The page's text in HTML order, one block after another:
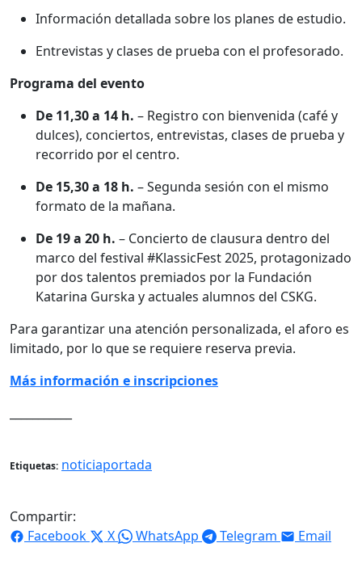
Información detallada sobre los planes de estudio.
Entrevistas y clases de prueba con el profesorado.
Programa del evento
De 11,30 a 14 h. – Registro con bienvenida (café y
dulces), conciertos, entrevistas, clases de prueba y
recorrido por el centro.
De 15,30 a 18 h. – Segunda sesión con el mismo
formato de la mañana.
De 19 a 20 h. – Concierto de clausura dentro del
marco del festival #KlassicFest 2025, protagonizado
por dos talentos premiados por la Fundación
Katarina Gurska y actuales alumnos del CSKG.
Para garantizar una atención personalizada, el aforo es
limitado, por lo que se requiere reserva previa.
Más información e inscripciones
Etiquetas: noticiaportada
Compartir:
Facebook
X WhatsApp Telegram Email